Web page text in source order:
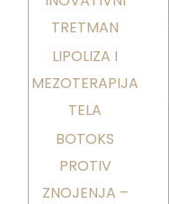
TRETMAN
LIPOLIZA I
MEZOTERAPIJA
TELA
BOTOKS
PROTIV
ZNOJENJA –